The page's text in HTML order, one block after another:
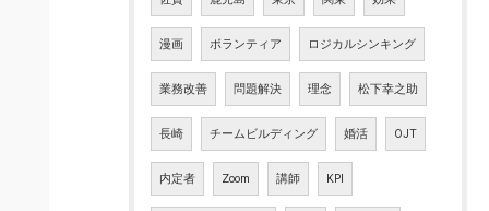
漫画 ボランティア ロジカルシンキング
業務改善 問題解決 理念 松下幸之助
長崎 チームビルディング 婚活 OJT
内定者 Zoom 講師 KPI